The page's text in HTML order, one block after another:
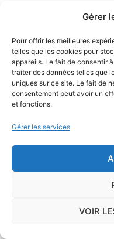
Gérer
Pour offrir les meilleures
telles que les cookies pour
appareils. Le fait de consentir
traiter des données telles que
uniques sur ce site. Le fait de
consentement peut avoir un
et fonctions.
Gérer les services
VOIR
zones de sismicité
différentes qui sont
l'environnement. C'est
sismique (probabilité
sur une période donnée
séismes) qui a fourni
classification.
telle : la zone 1 à
prescription spécifique
risque normal". Les
constructions